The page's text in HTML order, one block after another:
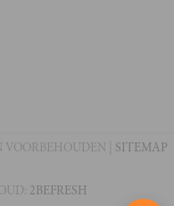
| SITEMAP
2BEFRESH